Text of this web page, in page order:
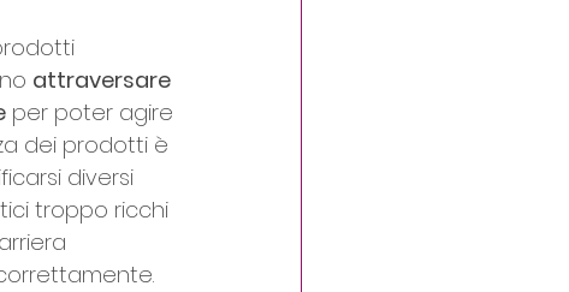
attraversare
per poter agire
dei prodotti è
diversi
troppo ricchi